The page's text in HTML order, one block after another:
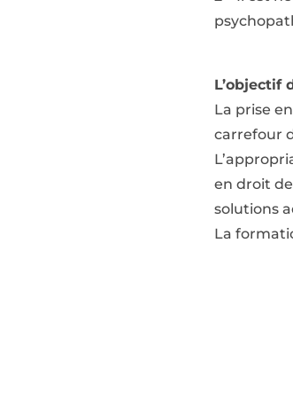
L’objectif
La prise
carrefour
en droit
solutions
La